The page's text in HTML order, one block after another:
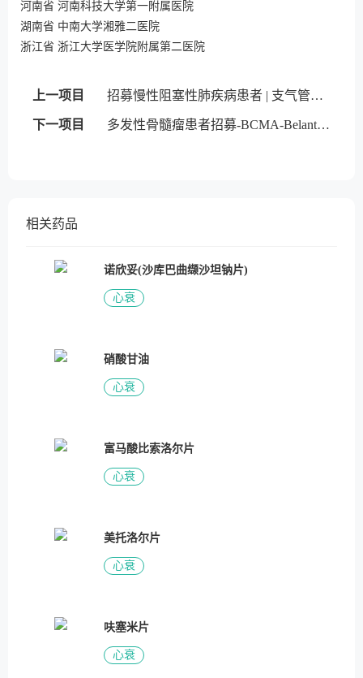
河南省 河南科技大学第一附属医院
湖南省 中南大学湘雅二医院
浙江省 浙江大学医学院附属第二医院
上一项目 招募慢性阻塞性肺疾病患者 | 支气管内活瓣
下一项目 多发性骨髓瘤患者招募-BCMA-Belantamab mafodotin
相关药品
诺欣妥(沙库巴曲缬沙坦钠片)
心衰
硝酸甘油
心衰
富马酸比索洛尔片
心衰
美托洛尔片
心衰
呋塞米片
心衰